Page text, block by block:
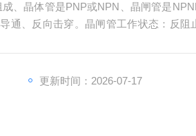
、晶体管是PNP或NPN、晶闸管是
通、反向击穿。晶闸管工作状态：反阻
本更低，故而市场应用远高于晶闸管
更新时间：2026-07-17